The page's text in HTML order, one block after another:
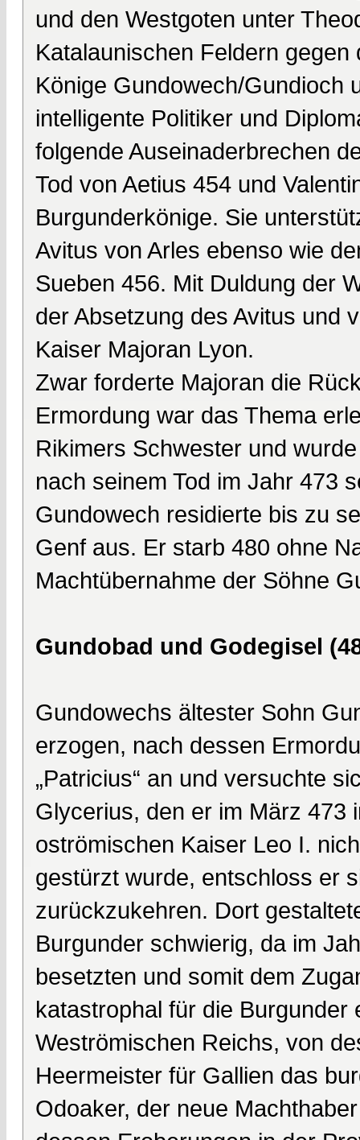
und den Westgoten unter
Katalaunischen Feldern
Könige Gundowech/Gundioch
intelligente Politiker und
folgende Auseinaderbrechen
Tod von Aetius 454 und
Burgunderkönige. Sie
Avitus von Arles ebenso wie
Sueben 456. Mit Duldung der
der Absetzung des Avitus und
Kaiser Majoran Lyon.
Zwar forderte Majoran die
Ermordung war das Thema
Rikimers Schwester und
nach seinem Tod im Jahr 473
Gundowech residierte bis zu
Genf aus. Er starb 480 ohne
Machtübernahme der Söhne
Gundobad und Godegisel
Gundowechs ältester Sohn
erzogen, nach dessen
„Patricius“ an und versuchte
Glycerius, den er im März 473
oströmischen Kaiser Leo I.
gestürzt wurde, entschloss er
zurückzukehren. Dort
Burgunder schwierig, da im
besetzten und somit dem
katastrophal für die
Weströmischen Reichs, von
Heermeister für Gallien das
Odoaker, der neue